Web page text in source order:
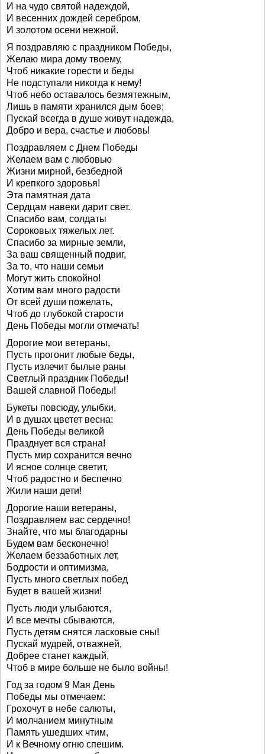
И на чудо святой надеждой,
И весенних дождей серебром,
И золотом осени нежной.
Я поздравляю с праздником Победы,
Желаю мира дому твоему,
Чтоб никакие горести и беды
Не подступали никогда к нему!
Чтоб небо оставалось безмятежным,
Лишь в памяти хранился дым боев;
Пускай всегда в душе живут надежда,
Добро и вера, счастье и любовь!
Поздравляем с Днем Победы
Желаем вам с любовью
Жизни мирной, безбедной
И крепкого здоровья!
Эта памятная дата
Сердцам навеки дарит свет.
Спасибо вам, солдаты
Сороковых тяжелых лет.
Спасибо за мирные земли,
За ваш священный подвиг,
За то, что наши семьи
Могут жить спокойно!
Хотим вам много радости
От всей души пожелать,
Чтоб до глубокой старости
День Победы могли отмечать!
Дорогие мои ветераны,
Пусть прогонит любые беды,
Пусть излечит былые раны
Светлый праздник Победы!
Вашей славной Победы!
Букеты повсюду, улыбки,
И в душах цветет весна:
День Победы великой
Празднует вся страна!
Пусть мир сохранится вечно
И ясное солнце светит,
Чтоб радостно и беспечно
Жили наши дети!
Дорогие наши ветераны,
Поздравляем вас сердечно!
Знайте, что мы благодарны
Будем вам бесконечно!
Желаем беззаботных лет,
Бодрости и оптимизма,
Пусть много светлых побед
Будет в вашей жизни!
Пусть люди улыбаются,
И все мечты сбываются,
Пусть детям снятся ласковые сны!
Пускай мудрей, отважней,
Добрее станет каждый,
Чтоб в мире больше не было войны!
Год за годом 9 Мая День
Победы мы отмечаем:
Грохочут в небе салюты,
И молчанием минутным
Память ушедших чтим,
И к Вечному огню спешим.